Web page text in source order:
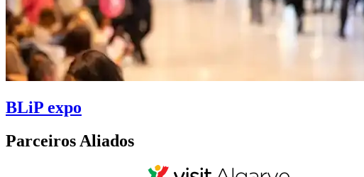
BLiP expo
Parceiros Aliados